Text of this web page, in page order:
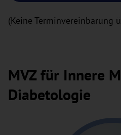
(Keine Terminvereinbarung
MVZ für Innere
Diabetologie